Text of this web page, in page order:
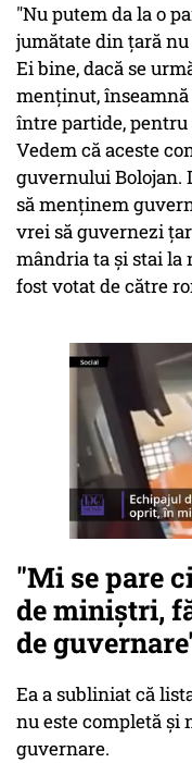
"Nu putem da la o
jumătate din ţară nu
Ei bine, dacă se
menţinut,
între partide, pentru
Vedem că aceste
guvernului Bolojan.
să menţinem
vrei să guvernezi
mândria ta şi stai la
fost votat de către
"Mi se pare
de miniştri,
de
Ea a subliniat că
nu este completă şi
guvernare.